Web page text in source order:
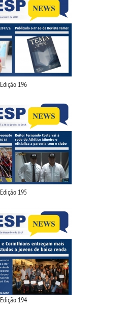
Edição 196
Edição 195
Edição 194